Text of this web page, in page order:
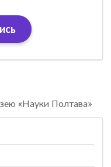
«Науки Полтава»